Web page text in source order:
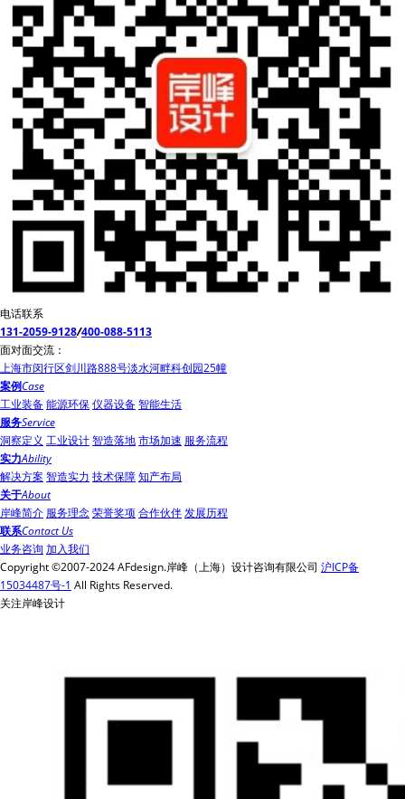
电话联系
131-2059-9128/400-088-5113
面对面交流：
上海市闵行区剑川路888号淡水河畔科创园25幢
案例Case
工业装备能源环保仪器设备智能生活
服务Service
洞察定义 工业设计智造落地市场加速 服务流程
实力Ability
解决方案 智造实力 技术保障知产布局
关于About
岸峰简介 服务理念荣誉奖项合作伙伴发展历程
联系Contact Us
业务咨询 加入我们
Copyright ©2007-2024 AFdesign.岸峰（上海）设计咨询有限公司 沪ICP备
15034487号-1 All Rights Reserved.
关注岸峰设计